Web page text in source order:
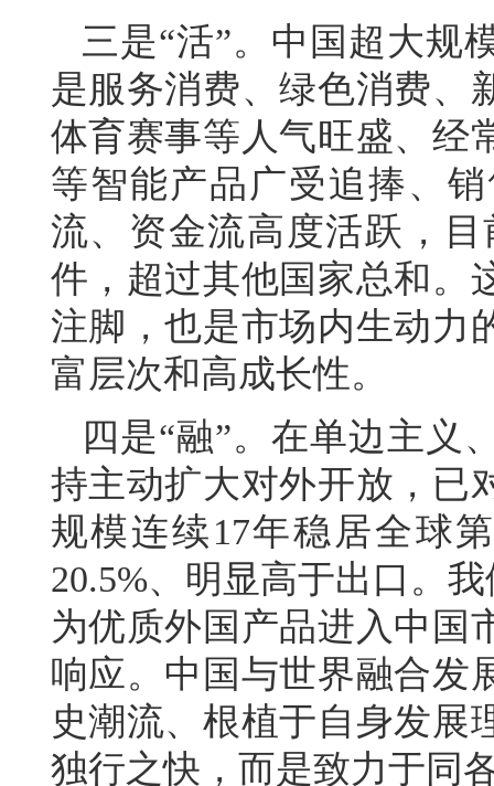
三是“活”。中国超大规
是服务消费、绿色消费、
体育赛事等人气旺盛、经
等智能产品广受追捧、
流、资金流高度活跃，
件，超过其他国家总和。
注脚，也是市场内生动力
富层次和高成长性。
四是“融”。在单边主义
持主动扩大对外开放，已
规模连续17年稳居全球
20.5%、明显高于出口。
为优质外国产品进入中国
响应。中国与世界融合发
史潮流、根植于自身发展
独行之快，而是致力于同